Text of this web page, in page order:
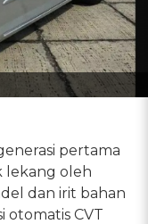
pertama
lekang oleh
dan irit bahan
otomatis CVT